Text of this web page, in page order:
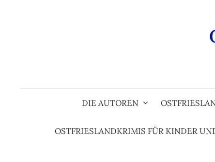
DIE AUTOREN
OSTFRIESLANDKRIMIS FÜR KINDER